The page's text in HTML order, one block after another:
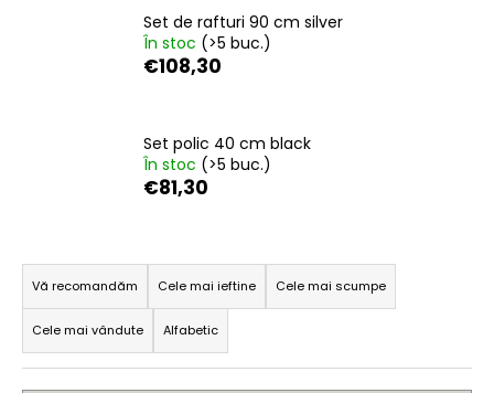
Set de rafturi 90 cm silver
În stoc (>5 buc.)
€108,30
Set polic 40 cm black
În stoc (>5 buc.)
€81,30
S
e
l
e
c
Vă recomandăm Cele mai ieftine Cele mai scumpe
Cele mai vândute Alfabetic
m
WALL
KIT
200